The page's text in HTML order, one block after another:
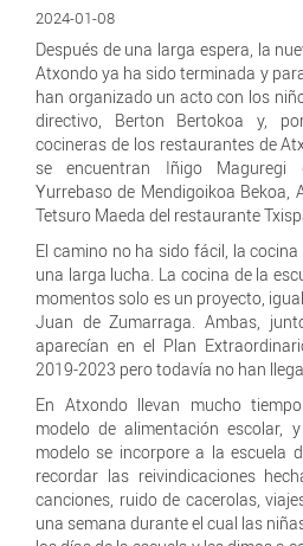
2024-01-08
Después de una larga espera, la
Atxondo ya ha sido terminada y
han organizado un acto con los
directivo, Berton Bertokoa y,
cocineras de los restaurantes de
se encuentran Iñigo
Yurrebaso de Mendigoikoa Bekoa,
Tetsuro Maeda del restaurante
El camino no ha sido fácil, la
una larga lucha. La cocina de la
momentos solo es un proyecto,
Juan de Zumarraga. Ambas,
aparecían en el Plan
2019-2023 pero todavía no han
En Atxondo llevan mucho
modelo de alimentación escolar,
modelo se incorpore a la escuela
recordar las reivindicaciones
canciones, ruido de cacerolas,
una semana durante el cual las